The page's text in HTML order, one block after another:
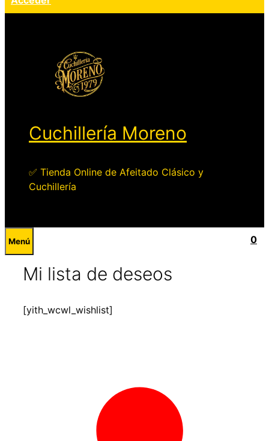
Cuchillería Moreno
✅ Tienda Online de Afeitado Clásico y
Cuchillería
0
Menú
Mi lista de deseos
[yith_wcwl_wishlist]